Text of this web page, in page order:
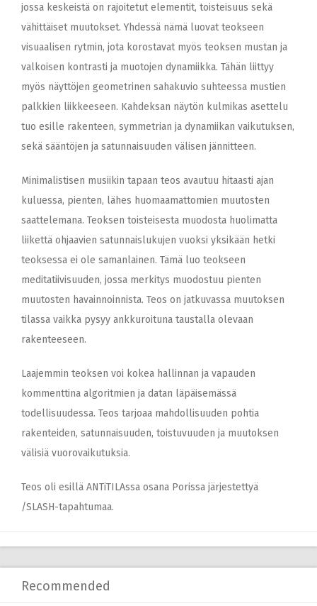
jossa keskeistä on rajoitetut elementit, toisteisuus sekä
vähittäiset muutokset. Yhdessä nämä luovat teokseen
visuaalisen rytmin, jota korostavat myös teoksen mustan ja
valkoisen kontrasti ja muotojen dynamiikka. Tähän liittyy
myös näyttöjen geometrinen sahakuvio suhteessa mustien
palkkien liikkeeseen. Kahdeksan näytön kulmikas asettelu
tuo esille rakenteen, symmetrian ja dynamiikan vaikutuksen,
sekä sääntöjen ja satunnaisuuden välisen jännitteen.
Minimalistisen musiikin tapaan teos avautuu hitaasti ajan
kuluessa, pienten, lähes huomaamattomien muutosten
saattelemana. Teoksen toisteisesta muodosta huolimatta
liikettä ohjaavien satunnaislukujen vuoksi yksikään hetki
teoksessa ei ole samanlainen. Tämä luo teokseen
meditatiivisuuden, jossa merkitys muodostuu pienten
muutosten havainnoinnista. Teos on jatkuvassa muutoksen
tilassa vaikka pysyy ankkuroituna taustalla olevaan
rakenteeseen.
Laajemmin teoksen voi kokea hallinnan ja vapauden
kommenttina algoritmien ja datan läpäisemässä
todellisuudessa. Teos tarjoaa mahdollisuuden pohtia
rakenteiden, satunnaisuuden, toistuvuuden ja muutoksen
välisiä vuorovaikutuksia.
Teos oli esillä ANTiTILAssa osana Porissa järjestettyä
/SLASH-tapahtumaa.
Recommended